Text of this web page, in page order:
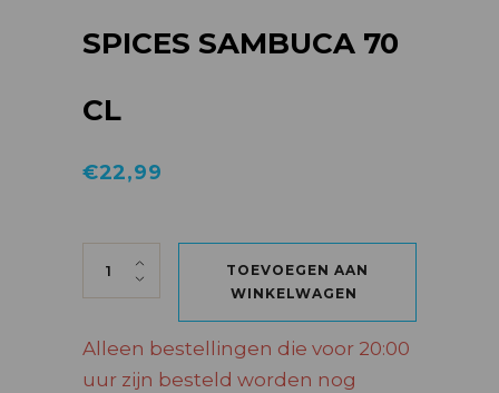
SPICES SAMBUCA 70
CL
€22,99
OPAL NERA BLACK SPICES SAMBUCA 70
TOEVOEGEN AAN
WINKELWAGEN
Alleen bestellingen die voor 20:00
uur zijn besteld worden nog